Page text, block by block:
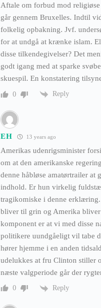
Aftale om forbud mod
går gennem Bruxelles. Indtil
folkelig opbakning. Jvf.
for at undgå at krænke islam.
disse tilkendegivelser? Det
godt igang med at sparke
skuespil. En konstatering
0 Reply
EH 13 years ago
Amerikas udenrigsminister
om at den amerikanske
denne håbløse amatørtrailer at
indhold. Er hun virkelig
tragikomiske i denne
bliver til grin og Amerika
komponent er at vi med disse
politikere uundgåeligt vil tabe
hører hjemme i en anden
udelukkes at fru Clinton stiller
næste valgperiode går der
0 Reply